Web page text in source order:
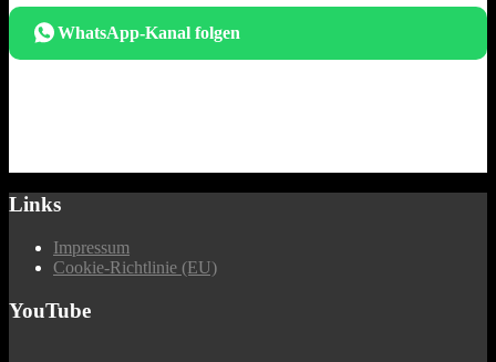
WhatsApp-Kanal folgen
Links
Impressum
Cookie-Richtlinie (EU)
YouTube